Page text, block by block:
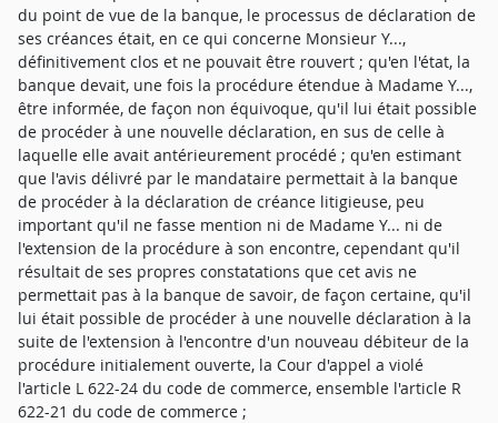
du point de vue de la banque, le processus de déclaration de
ses créances était, en ce qui concerne Monsieur Y...,
définitivement clos et ne pouvait être rouvert ; qu'en l'état, la
banque devait, une fois la procédure étendue à Madame Y...,
être informée, de façon non équivoque, qu'il lui était possible
de procéder à une nouvelle déclaration, en sus de celle à
laquelle elle avait antérieurement procédé ; qu'en estimant
que l'avis délivré par le mandataire permettait à la banque
de procéder à la déclaration de créance litigieuse, peu
important qu'il ne fasse mention ni de Madame Y... ni de
l'extension de la procédure à son encontre, cependant qu'il
résultait de ses propres constatations que cet avis ne
permettait pas à la banque de savoir, de façon certaine, qu'il
lui était possible de procéder à une nouvelle déclaration à la
suite de l'extension à l'encontre d'un nouveau débiteur de la
procédure initialement ouverte, la Cour d'appel a violé
l'article L 622-24 du code de commerce, ensemble l'article R
622-21 du code de commerce ;